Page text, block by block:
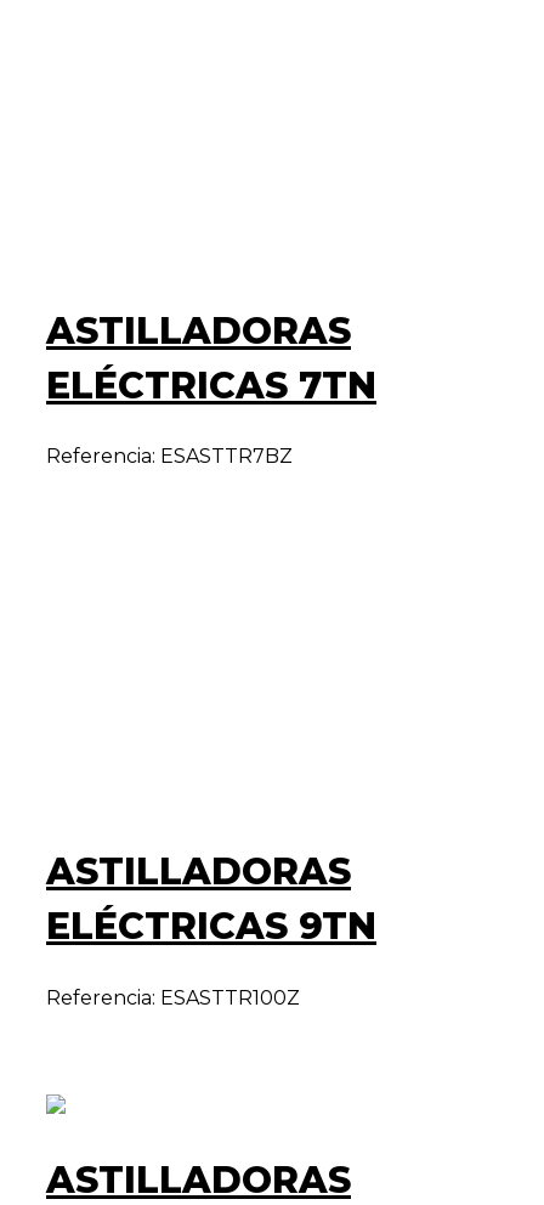
ASTILLADORAS
ELÉCTRICAS 7TN
Referencia: ESASTTR7BZ
ASTILLADORAS
ELÉCTRICAS 9TN
Referencia: ESASTTR100Z
ASTILLADORAS